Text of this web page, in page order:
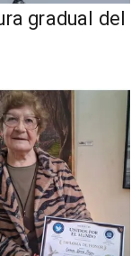
gradual del